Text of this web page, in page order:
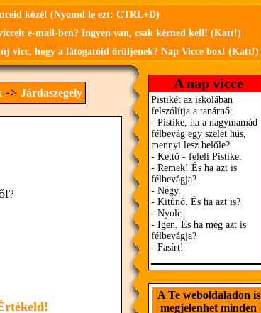
közé! (Nyomd le ezt: CTRL+D)
e-mail-ben? Ingyen van, csak kérned kell! (Katt!)
vicc, hogy a látogatóid örüljenek? Nap Vicce box! (Katt!)
-> Járdaszegély
A nap vicce
A Te weboldaladon is
megjelenhet minden